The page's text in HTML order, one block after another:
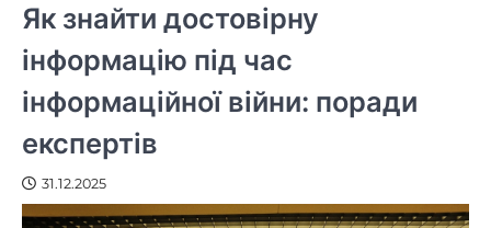
Як знайти достовірну
інформацію під час
інформаційної війни: поради
експертів
31.12.2025